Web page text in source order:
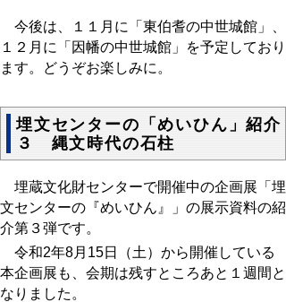
今後は、１１月に「東伯耆の中世城館」、
１２月に「因幡の中世城館」を予定しており
ます。どうぞお楽しみに。
埋文センターの「めいひん」紹介
３ 縄文時代の石柱
埋蔵文化財センターで開催中の企画展「埋
文センターの『めいひん』」の展示資料の紹
介第３弾です。
令和2年8月15日（土）から開催している
本企画展も、会期は残すところあと１週間と
なりました。